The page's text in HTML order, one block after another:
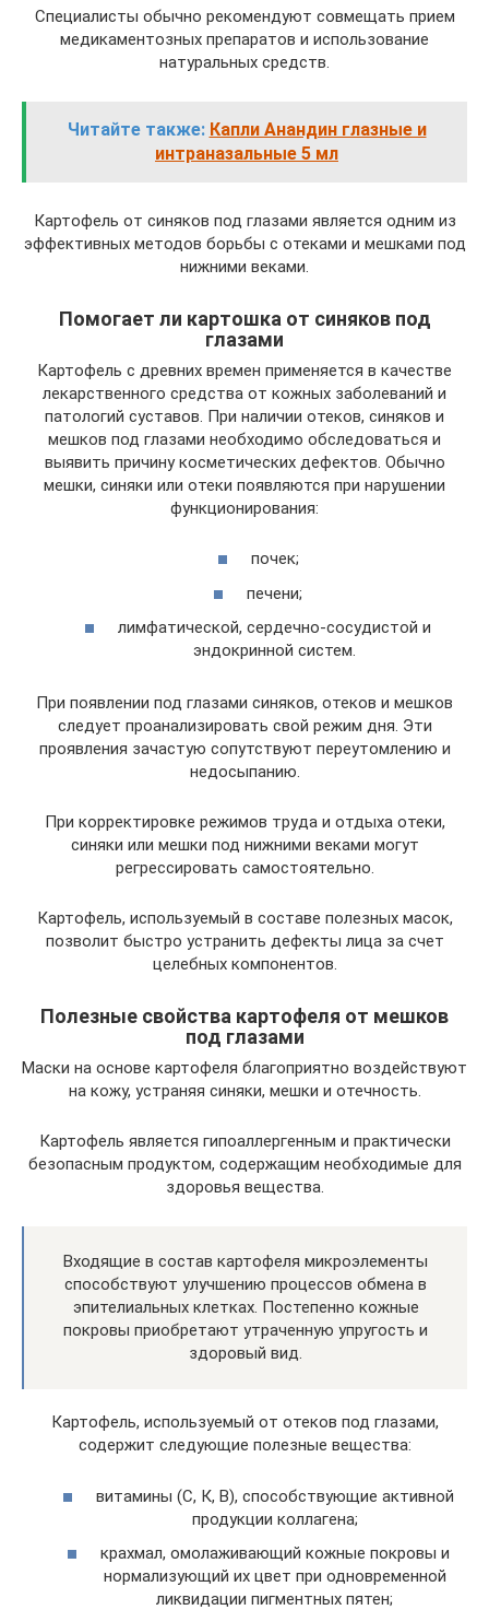
Специалисты обычно рекомендуют совмещать прием
медикаментозных препаратов и использование
натуральных средств.
Читайте также: Капли Анандин глазные и
интраназальные 5 мл
Картофель от синяков под глазами является одним из
эффективных методов борьбы с отеками и мешками под
нижними веками.
Помогает ли картошка от синяков под
глазами
Картофель с древних времен применяется в качестве
лекарственного средства от кожных заболеваний и
патологий суставов. При наличии отеков, синяков и
мешков под глазами необходимо обследоваться и
выявить причину косметических дефектов. Обычно
мешки, синяки или отеки появляются при нарушении
функционирования:
почек;
печени;
лимфатической, сердечно-сосудистой и
эндокринной систем.
При появлении под глазами синяков, отеков и мешков
следует проанализировать свой режим дня. Эти
проявления зачастую сопутствуют переутомлению и
недосыпанию.
При корректировке режимов труда и отдыха отеки,
синяки или мешки под нижними веками могут
регрессировать самостоятельно.
Картофель, используемый в составе полезных масок,
позволит быстро устранить дефекты лица за счет
целебных компонентов.
Полезные свойства картофеля от мешков
под глазами
Маски на основе картофеля благоприятно воздействуют
на кожу, устраняя синяки, мешки и отечность.
Картофель является гипоаллергенным и практически
безопасным продуктом, содержащим необходимые для
здоровья вещества.
Входящие в состав картофеля микроэлементы
способствуют улучшению процессов обмена в
эпителиальных клетках. Постепенно кожные
покровы приобретают утраченную упругость и
здоровый вид.
Картофель, используемый от отеков под глазами,
содержит следующие полезные вещества:
витамины (С, К, В), способствующие активной
продукции коллагена;
крахмал, омолаживающий кожные покровы и
нормализующий их цвет при одновременной
ликвидации пигментных пятен;